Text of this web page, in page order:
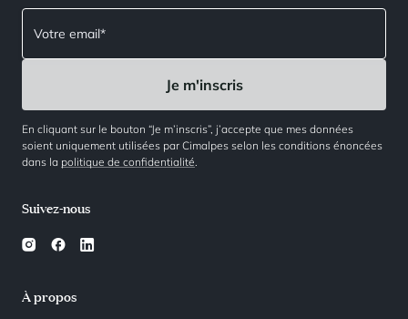
À propos
Suivez-nous
En cliquant sur le bouton “Je m’inscris”, j’accepte que mes données
soient uniquement utilisées par Cimalpes selon les conditions énoncées
dans la politique de confidentialité.